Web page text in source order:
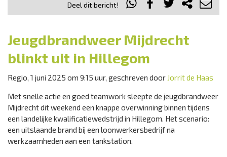
Deel dit bericht!
Jeugdbrandweer Mijdrecht
blinkt uit in Hillegom
Regio, 1 juni 2025 om 9:15 uur, geschreven door Jorrit de Haas
Met snelle actie en goed teamwork sleepte de jeugdbrandweer
Mijdrecht dit weekend een knappe overwinning binnen tijdens
een landelijke kwalificatiewedstrijd in Hillegom. Het scenario:
een uitslaande brand bij een loonwerkersbedrijf na
werkzaamheden aan een tankstation.